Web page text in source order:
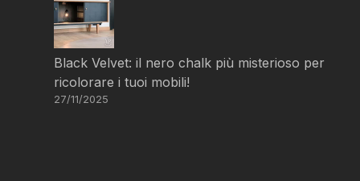
Black Velvet: il nero chalk più misterioso per
ricolorare i tuoi mobili!
27/11/2025